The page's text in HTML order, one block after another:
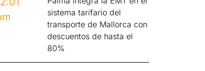
sistema tarifario del
transporte de Mallorca con
descuentos de hasta el
80%